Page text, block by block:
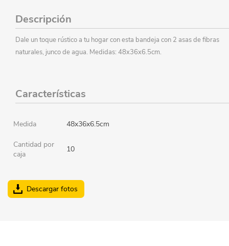
Descripción
Dale un toque rústico a tu hogar con esta bandeja con 2 asas de fibras
naturales, junco de agua. Medidas: 48x36x6.5cm.
Características
Medida 48x36x6.5cm
Cantidad por
caja
10
Descargar fotos